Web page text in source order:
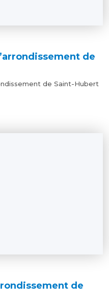
de
de Saint-Hubert
de